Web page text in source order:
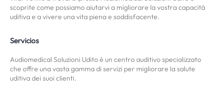
scoprite come possiamo aiutarvi a migliorare la vostra capacità
uditiva e a vivere una vita piena e soddisfacente.
Servicios
Audiomedical Soluzioni Udito è un centro auditivo specializzato
che offre una vasta gamma di servizi per migliorare la salute
uditiva dei suoi clienti.